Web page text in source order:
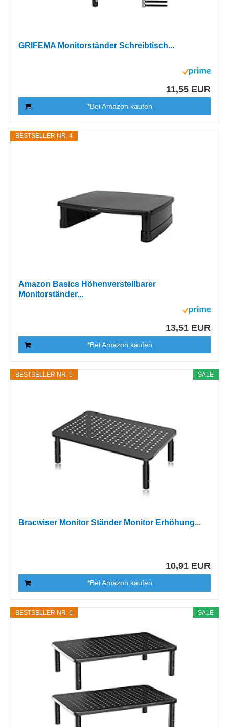
GRIFEMA Monitorständer Schreibtisch...
11,55 EUR
*Bei Amazon kaufen
BESTSELLER NR. 4
Amazon Basics Höhenverstellbarer
Monitorständer...
13,51 EUR
*Bei Amazon kaufen
SALE
BESTSELLER NR. 5
Bracwiser Monitor Ständer Monitor Erhöhung...
10,91 EUR
*Bei Amazon kaufen
SALE
BESTSELLER NR. 6